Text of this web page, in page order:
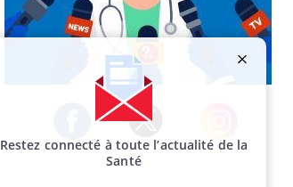
Facebook Twitter Instagram
Restez connecté à toute l’actualité de la
Santé